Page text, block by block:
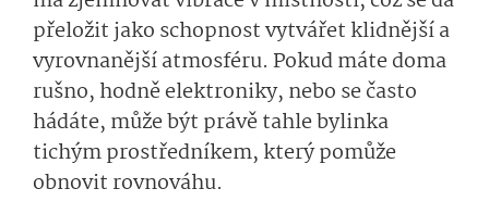
přeložit jako schopnost vytvářet klidnější a
vyrovnanější atmosféru. Pokud máte doma
rušno, hodně elektroniky, nebo se často
hádáte, může být právě tahle bylinka
tichým prostředníkem, který pomůže
obnovit rovnováhu.